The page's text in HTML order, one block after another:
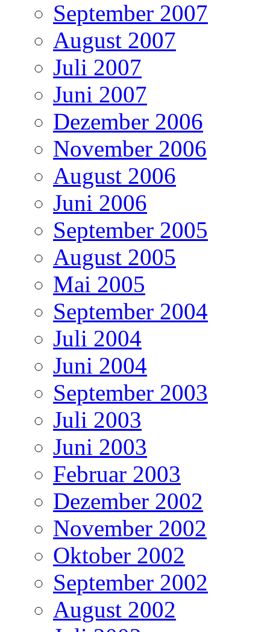
September 2007
August 2007
Juli 2007
Juni 2007
Dezember 2006
November 2006
August 2006
Juni 2006
September 2005
August 2005
Mai 2005
September 2004
Juli 2004
Juni 2004
September 2003
Juli 2003
Juni 2003
Februar 2003
Dezember 2002
November 2002
Oktober 2002
September 2002
August 2002